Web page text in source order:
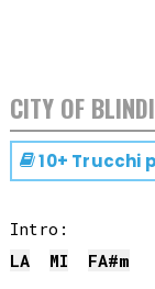
CITY OF
10+ Trucchi
LA
MI FA#m